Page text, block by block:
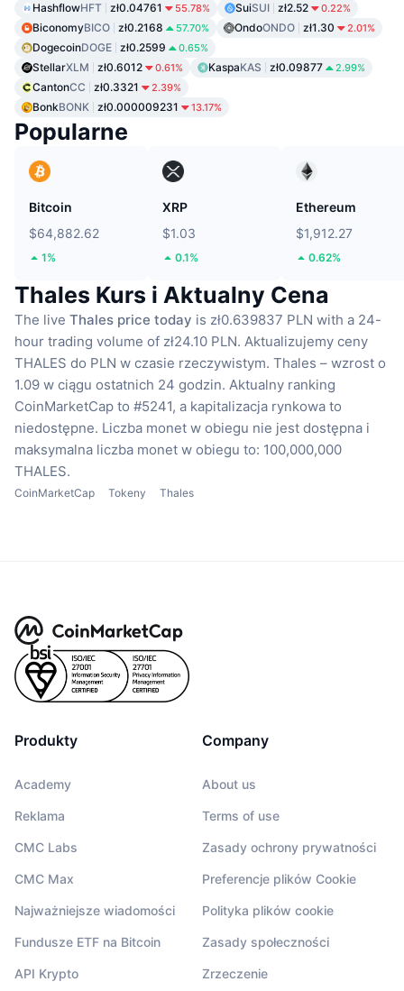
HashflowHFT zł0.04761 55.78% SuiSUI zł2.52 0.22%
BiconomyBICO zł0.2168 57.70% OndoONDO zł1.30 2.01%
DogecoinDOGE zł0.2599 0.65%
StellarXLM zł0.6012 0.61% KaspaKAS zł0.09877 2.99%
CantonCC zł0.3321 2.39%
BonkBONK zł0.000009231 13.17%
Popularne
Bitcoin
$64,882.62
1%
XRP
$1.03
0.1%
Ethereum
$1,912.27
0.62%
Thales Kurs i Aktualny Cena
The live Thales price today is zł0.639837 PLN with a 24-
hour trading volume of zł24.10 PLN. Aktualizujemy ceny
THALES do PLN w czasie rzeczywistym. Thales – wzrost o
1.09 w ciągu ostatnich 24 godzin. Aktualny ranking
CoinMarketCap to #5241, a kapitalizacja rynkowa to
niedostępne. Liczba monet w obiegu nie jest dostępna i
maksymalna liczba monet w obiegu to: 100,000,000
THALES.
CoinMarketCap Tokeny Thales
Produkty
Academy
Reklama
CMC Labs
CMC Max
Najważniejsze wiadomości
Fundusze ETF na Bitcoin
API Krypto
Company
About us
Terms of use
Zasady ochrony prywatności
Preferencje plików Cookie
Polityka plików cookie
Zasady społeczności
Zrzeczenie